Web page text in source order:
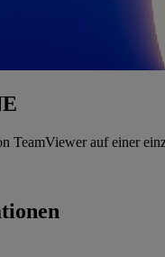
TeamViewer auf einer